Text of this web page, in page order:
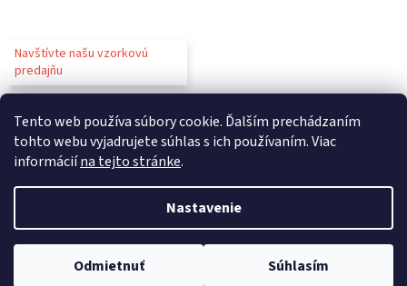
Tento web používa súbory cookie. Ďalším prechádzaním
tohto webu vyjadrujete súhlas s ich používaním. Viac
informáciína tejto stránke.
Nastavenie
Odmietnuť Súhlasím
Navštívte našu vzorkovú
predajňu
Copyright 2026Gastroparty. Všetky práva vyhradené.Upraviť